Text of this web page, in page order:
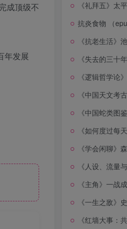
成顶级不
年发展
《礼拜五》太
抗炎食物 （
《抗老生活》
《失去的三十年》平
《逻辑哲学论》路德维
《中国天文考古学系列
《中国蛇类图
《如何度过每天的24小
《学会闲聊》
《人设、流量与成交
《主角》一战成
《一生之敌》史蒂文·
《红墙大事：共和国重